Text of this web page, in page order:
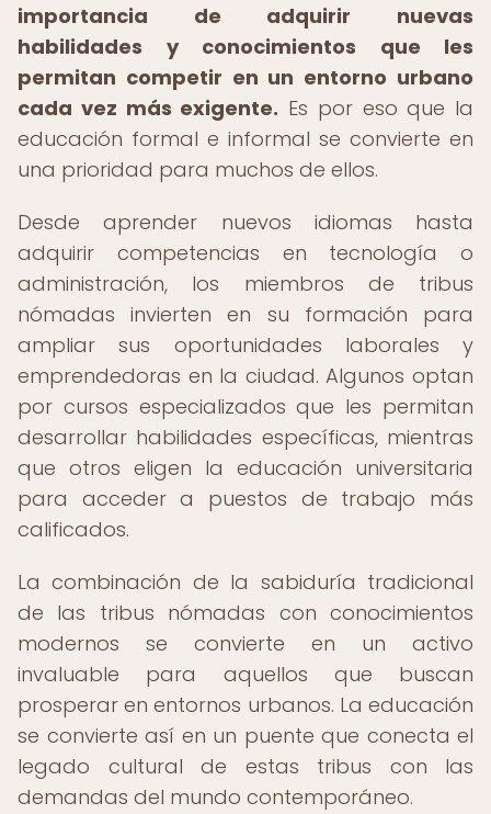
importancia de adquirir nuevas
habilidades y conocimientos que les
permitan competir en un entorno urbano
cada vez más exigente. Es por eso que la
educación formal e informal se convierte en
una prioridad para muchos de ellos.
Desde aprender nuevos idiomas hasta
adquirir competencias en tecnología o
administración, los miembros de tribus
nómadas invierten en su formación para
ampliar sus oportunidades laborales y
emprendedoras en la ciudad. Algunos optan
por cursos especializados que les permitan
desarrollar habilidades específicas, mientras
que otros eligen la educación universitaria
para acceder a puestos de trabajo más
calificados.
La combinación de la sabiduría tradicional
de las tribus nómadas con conocimientos
modernos se convierte en un activo
invaluable para aquellos que buscan
prosperar en entornos urbanos. La educación
se convierte así en un puente que conecta el
legado cultural de estas tribus con las
demandas del mundo contemporáneo.